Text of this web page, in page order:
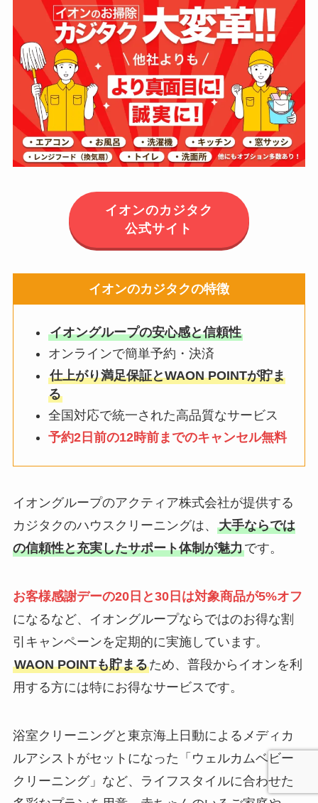
イオンのカジタク
公式サイト
イオンのカジタクの特徴
イオングループの安心感と信頼性
オンラインで簡単予約・決済
仕上がり満足保証とWAON POINTが貯ま
る
全国対応で統一された高品質なサービス
予約2日前の12時前までのキャンセル無料
イオングループのアクティア株式会社が提供する
カジタクのハウスクリーニングは、 大手ならでは
の信頼性と充実したサポート体制が魅力です。
お客様感謝デーの20日と30日は対象商品が5%オフ
になるなど、イオングループならではのお得な割
引キャンペーンを定期的に実施しています。
WAON POINTも貯まるため、普段からイオンを利
用する方には特にお得なサービスです。
浴室クリーニングと東京海上日動によるメディカ
ルアシストがセットになった「ウェルカムベビー
クリーニング」など、ライフスタイルに合わせた